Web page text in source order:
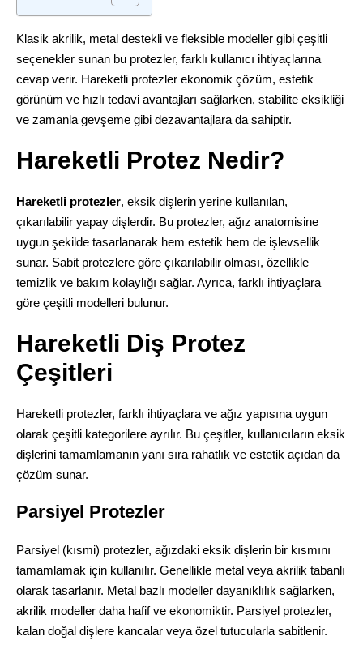
Klasik akrilik, metal destekli ve fleksible modeller gibi çeşitli
seçenekler sunan bu protezler, farklı kullanıcı ihtiyaçlarına
cevap verir. Hareketli protezler ekonomik çözüm, estetik
görünüm ve hızlı tedavi avantajları sağlarken, stabilite eksikliği
ve zamanla gevşeme gibi dezavantajlara da sahiptir.
Hareketli Protez Nedir?
Hareketli protezler, eksik dişlerin yerine kullanılan,
çıkarılabilir yapay dişlerdir. Bu protezler, ağız anatomisine
uygun şekilde tasarlanarak hem estetik hem de işlevsellik
sunar. Sabit protezlere göre çıkarılabilir olması, özellikle
temizlik ve bakım kolaylığı sağlar. Ayrıca, farklı ihtiyaçlara
göre çeşitli modelleri bulunur.
Hareketli Diş Protez
Çeşitleri
Hareketli protezler, farklı ihtiyaçlara ve ağız yapısına uygun
olarak çeşitli kategorilere ayrılır. Bu çeşitler, kullanıcıların eksik
dişlerini tamamlamanın yanı sıra rahatlık ve estetik açıdan da
çözüm sunar.
Parsiyel Protezler
Parsiyel (kısmi) protezler, ağızdaki eksik dişlerin bir kısmını
tamamlamak için kullanılır. Genellikle metal veya akrilik tabanlı
olarak tasarlanır. Metal bazlı modeller dayanıklılık sağlarken,
akrilik modeller daha hafif ve ekonomiktir. Parsiyel protezler,
kalan doğal dişlere kancalar veya özel tutucularla sabitlenir.